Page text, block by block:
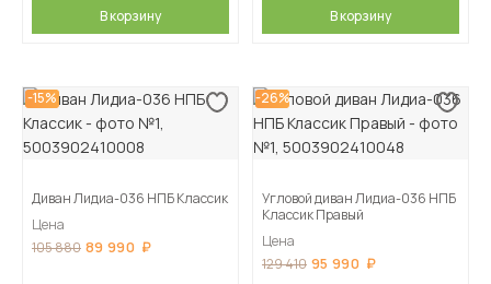
В корзину В корзину
-15%
Диван Лидиа-036 НПБ Классик
Цена
105 880 89 990
-26%
Угловой диван Лидиа-036 НПБ
Классик Правый
Цена
129 410 95 990